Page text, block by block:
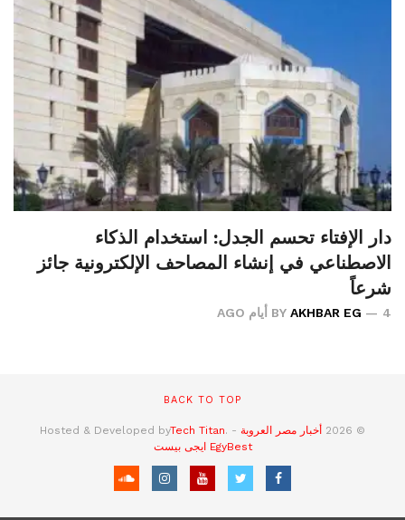
دار الإفتاء تحسم الجدل: استخدام الذكاء
الاصطناعي في إنشاء المصاحف الإلكترونية جائز
شرعاً
BY AKHBAR EG 4 أيام AGO
BACK TO TOP
© 2026 أخبار مصر العروبة - Hosted & Developed by
Tech Titan.
EgyBest ايجى بيست